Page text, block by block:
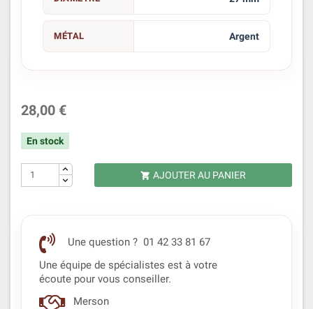
MÉTAL Argent
28,00 €
En stock
 AJOUTER AU PANIER
Une question ? 01 42 33 81 67
Une équipe de spécialistes est à votre
écoute pour vous conseiller.
Merson